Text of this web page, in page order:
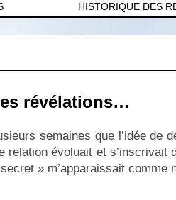
HISTORIQUE DES
révélations…
semaines que l’idée de
relation évoluait et s’inscrivait
» m’apparaissait